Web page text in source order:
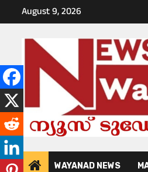
to
August 9, 2026
WAYANAD NEWS